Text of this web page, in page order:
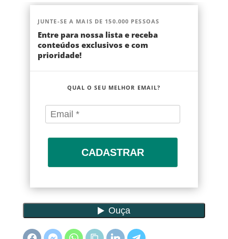
JUNTE-SE A MAIS DE 150.000 PESSOAS
Entre para nossa lista e receba
conteúdos exclusivos e com
prioridade!
QUAL O SEU MELHOR EMAIL?
CADASTRAR